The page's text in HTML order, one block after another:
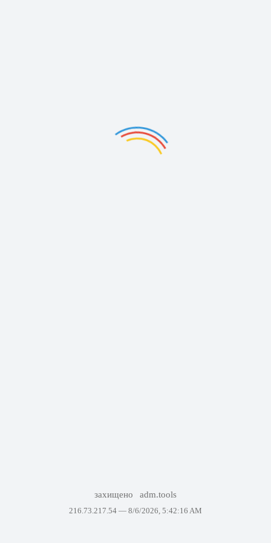
захищено adm.tools
216.73.217.54 — 8/6/2026, 5:42:16 AM